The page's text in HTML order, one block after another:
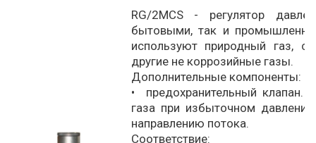
RG/2MCS - регулятор
бытовыми, так и
используют природный газ,
другие не коррозийные газы.
Дополнительные компоненты:
• предохранительный клапан.
газа при избыточном
направлению потока.
Соответствие: